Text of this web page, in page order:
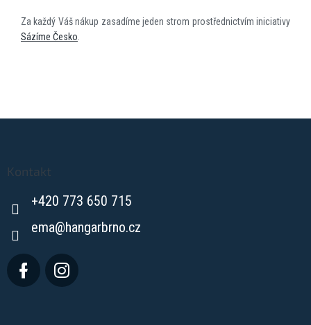
Za každý Váš nákup zasadíme jeden strom prostřednictvím iniciativy
Sázíme Česko.
Kontakt
+420 773 650 715
ema@hangarbrno.cz